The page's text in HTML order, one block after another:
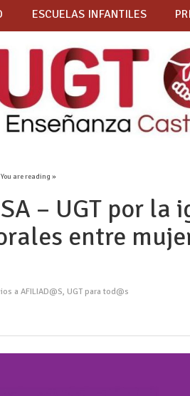
ESCUELAS INFANTILES
are reading »
– UGT por
entre
a AFILIAD@S, UGT para tod@s